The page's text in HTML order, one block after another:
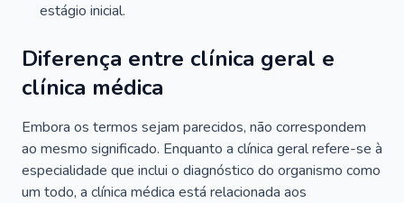
estágio inicial.
Diferença entre clínica geral e
clínica médica
Embora os termos sejam parecidos, não correspondem
ao mesmo significado. Enquanto a clínica geral refere-se à
especialidade que inclui o diagnóstico do organismo como
um todo, a clínica médica está relacionada aos